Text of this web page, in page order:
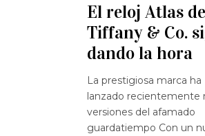
El reloj Atlas de
Tiffany & Co.
dando la hora
La prestigiosa marca ha
lanzado recientemente
versiones del afamado
guardatiempo Con un